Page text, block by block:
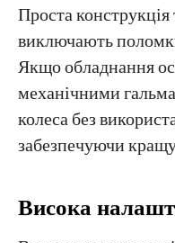
Проста конструкція
виключають
Якщо обладнання
механічними
колеса без
забезпечуючи
Висока